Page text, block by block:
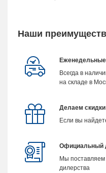
Наши
Еженедельные
Всегда в
на складе в
Делаем скидки
Если вы
Официальный
Мы поставляем
дилерства